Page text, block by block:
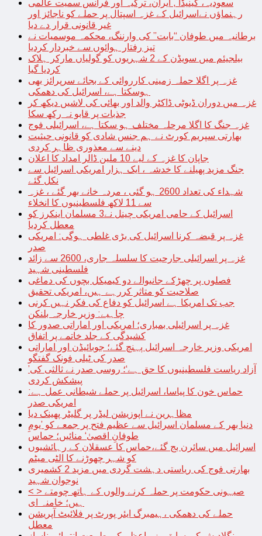
سعودیہ، کینیڈا , ایران، ترکیہ اور فرانس سمیت عالمی
رہنماؤں نےاسرائیل کے غزہ اسپتال پر حملے کو ناجائز اور
غیر قانونی قرار دے دیا
برطانیہ میں طوفان “بابت” کی وارننگ، محکمہ موسمیات نے
تیز رفتار ہوائوں سے خبردار کردیا
بیلجیئم میں سویڈن کے 2 شہریوں کو گولیاں مارکر ہلاک
کردیا گیا
غزہ پر اگلا حملہ زمینی کارروائی کے بجائے سرپرائز بھی
ہوسکتا ہے، اسرائیل کی دھمکی
غزہ میں دوران ڈیوٹی ڈاکٹر والد اور بھائی کی لاشیں دیکھ کر
جذبات پر قابو نہ رکھ سکا
غزہ جنگ کا اگلا مرحلہ مختلف ہو سکتا ہے، اسرائیلی فوج
بھارتی سپریم کورٹ نے ہم جنس شادی کو قانونی حیثیت
دینے سے معذوری ظاہر کردی
جاپان کا غزہ کے لیے 10 ملین ڈالر امداد کا اعلان
جنگ مزید پھیلنے کا خدشہ ، ایک ہزار امریکی اسرائیل سے
نکل گئے
شہداء کی تعداد 2600 ہو گئی ، مردہ خانے بھر گئے ، غزہ
سے 11 لاکھ فلسطینیوں کا انخلاء
اسرائیل کے حامی امریکی چینل نے3 مسلمان اینکرز کو
معطل کردیا
غزہ پر قبضہ کرنا اسرائیل کی بڑی غلطی ہوگی: امریکی
صدر
غزہ پر اسرائیلی جارحیت کا سلسلہ جاری، 2600 سے زائد
فلسطینی شہید
فصلوں پر چھڑکے جانیوالے دو کیمیکل بچوں کی دماغی
صلاحیت کو متاثر کررہے ہیں، امریکی تحقیق
جب تک امریکا ہے اسرائیل کو دفاع کی فکر نہیں کرنی
چاہیے: وزیر خارجہ بلنکن
غزہ پر اسرائیلی بمباری؛ امریکی اور اماراتی صدور کا
کشیدگی کے جلد خاتمے پر اتفاق
امریکی وزیر خارجہ اسرائیل پہنچ گئے؛ جوبائیڈن اور اماراتی
صدر کی ٹیلی فونک گفتگو
’آزاد ریاست فلسطینیوں کا حق ہے‘؛ روسی صدر نے ثالثی کی
پیشکش کردی
حماس خون کا پیاسا، اسرائیل پر حملے شیطانی عمل ہے:
امریکی صدر
مظاہرین نے اپوزیشن لیڈر پر گلیٹر پھینک دیا
دنیا بھر کے مسلمان اسرائیل سے عظیم فتح پر جمعے کو ’یومِ
طوفانِ اقصیٰ‘ منائیں؛ حماس
اسرائیل میں سائرن بج گئے،حماس کا عسقلان کے رہائشیوں
کو شہر چھوڑنے کا الٹی میٹم
بھارتی فوج کی ریاستی دہشت گردی میں مزید 2 کشمیری
نوجوان شہید
< > صیہونی حکومت پر حملہ کرنے والوں کے ہاتھ چومتے
ہیں؛ خامنہ ای
حملے کی دھمکی ،ہیمبرگ ایئر پورٹ پر فلائیٹ آپریشن
معطل